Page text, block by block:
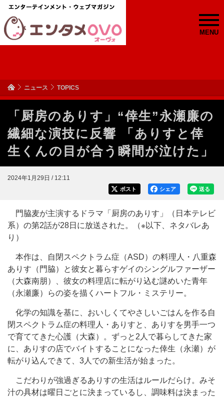
MENU
ニュース TOPICS
「厨房のありす」“倖生”永瀬廉の
繊細な演技に反響 「ありすと倖
生くんの目が合う瞬間が泣けた」
2024年1月29日 / 12:11
送る
シェア
ポスト
門脇麦が主演するドラマ「厨房のありす」（日本テレビ
系）の第2話が28日に放送された。（※以下、ネタバレあ
り）
本作は、自閉スペクトラム症（ASD）の料理人・八重森
ありす（門脇）と彼女と暮らすゲイのシングルファーザー
（大森南朋）、彼女の料理店に転がり込む謎めいた青年
（永瀬廉）らの姿を描くハートフル・ミステリー。
化学の知識を基に、おいしくてやさしいごはんを作る自
閉スペクトラム症の料理人・ありすと、ありすを男手一つ
で育ててきた心護（大森）。ずっと2人で暮らしてきた家
に、ありすの店でバイトすることになった倖生（永瀬）が
転がり込んできて、3人での新生活が始まった。
こだわりが強過ぎるありすの生活はルールだらけ。みそ
汁の具材は曜日ごとに決まっているし、調味料は決まった